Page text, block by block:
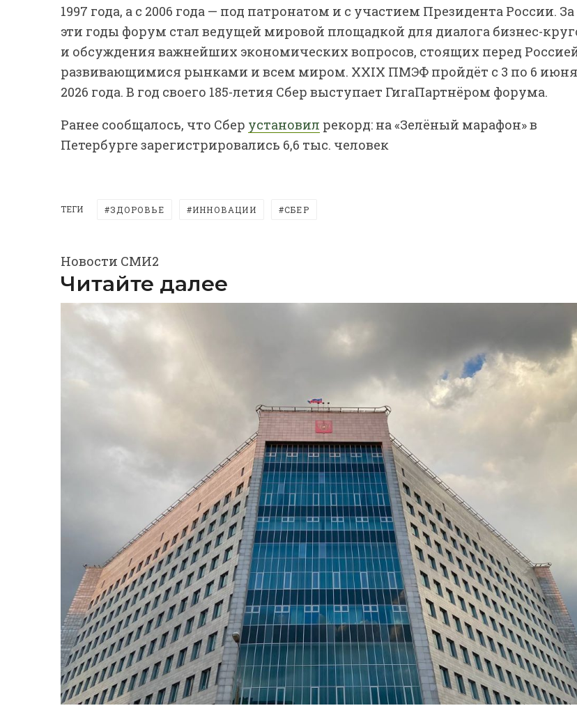
1997 года, а с 2006 года — под патронатом и с участием Президента России. За
эти годы форум стал ведущей мировой площадкой для диалога бизнес-
и обсуждения важнейших экономических вопросов, стоящих перед
развивающимися рынками и всем миром. XXIX ПМЭФ пройдёт с 3 по 6 июня
2026 года. В год своего 185-летия Сбер выступает ГигаПартнёром форума.
Ранее сообщалось, что Сбер установил рекорд: на «Зелёный марафон» в
Петербурге зарегистрировались 6,6 тыс. человек
ТЕГИ ЗДОРОВЬЕ ИННОВАЦИИ СБЕР
Новости СМИ2
Читайте далее